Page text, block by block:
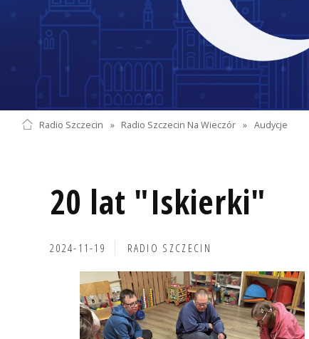
Radio Szczecin » Radio Szczecin Na Wieczór » Audycje
20 lat "Iskierki"
2024-11-19 RADIO SZCZECIN